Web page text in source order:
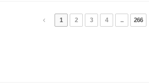
1 2 3 4 ... 266